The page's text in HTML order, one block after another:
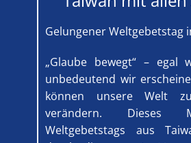
Gelungener Weltgebetstag
„Glaube bewegt“ – egal
unbedeutend wir
können unsere Welt
verändern. Dieses
Weltgebetstags aus